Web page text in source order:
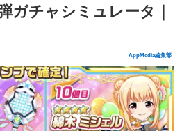
ガチャシミュレータ｜
AppMedia編集部